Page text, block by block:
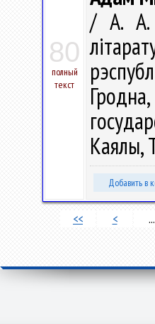
80
полный
текст
/ А. А.
Каялы,
Добавить в
<< < ...